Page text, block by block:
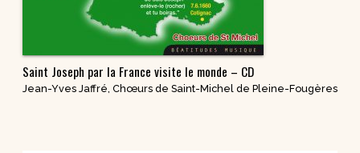
Saint Joseph par la France visite le monde – CD
Jean-Yves Jaffré, Chœurs de Saint-Michel de Pleine-Fougères